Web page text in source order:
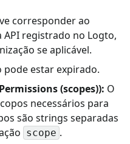
corresponder ao
registrado no Logto,
se aplicável.
pode estar expirado.
(scopes)): O
necessários para
são strings separadas
scope .